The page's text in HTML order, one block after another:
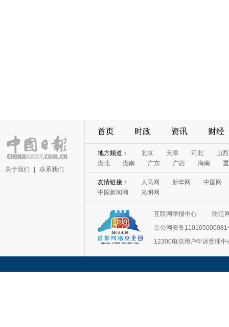
关于我们 联系我们
首页 时政 资讯 财经
地方频道： 北京 天津 河北
山西
湖北
湖南 广东 广西 海南
友情链接： 人民网 新华网
中国网
中国新闻网
光明网
互联网举报中心
防范
京公网安备110105000081
12300电信用户申诉受理中